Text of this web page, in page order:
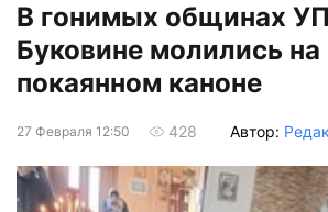
В гонимых общинах
Буковине молились
покаянном каноне
27 Февраля 12:50 428 Автор: